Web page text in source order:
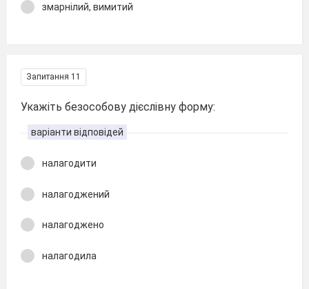
змарнілий, вимитий
Запитання 11
Укажіть безособову дієслівну форму:
варіанти відповідей
налагодити
налагоджений
налагоджено
налагодила